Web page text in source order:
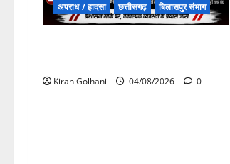
अपराध / हादसा छत्तीसगढ़ बिलासपुर संभाग
Kiran Golhani 04/08/2026 0